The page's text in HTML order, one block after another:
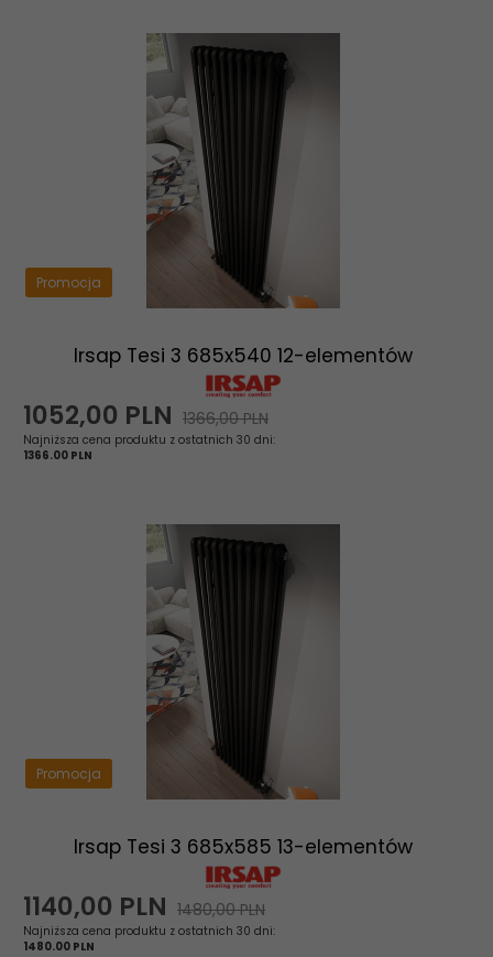
Promocja
Irsap Tesi 3 685x540 12-elementów
1052,00 PLN 1366,00 PLN
Najniższa cena produktu z ostatnich 30 dni:
1366.00 PLN
Promocja
Irsap Tesi 3 685x585 13-elementów
1140,00 PLN 1480,00 PLN
Najniższa cena produktu z ostatnich 30 dni:
1480.00 PLN